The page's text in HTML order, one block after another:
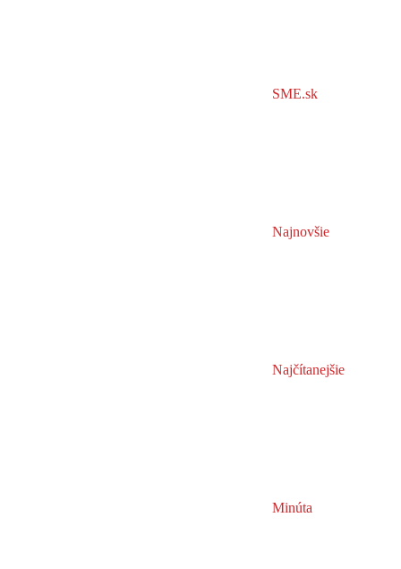
SME.sk
Najnovšie
Najčítanejšie
Minúta